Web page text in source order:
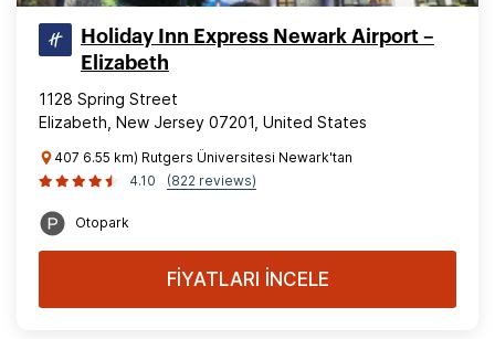
Holiday Inn Express Newark Airport –
Elizabeth
1128 Spring Street
Elizabeth, New Jersey 07201, United States
407 6.55 km) Rutgers Üniversitesi Newark'tan
4.10
(822 reviews)
Otopark
FİYATLARI İNCELE